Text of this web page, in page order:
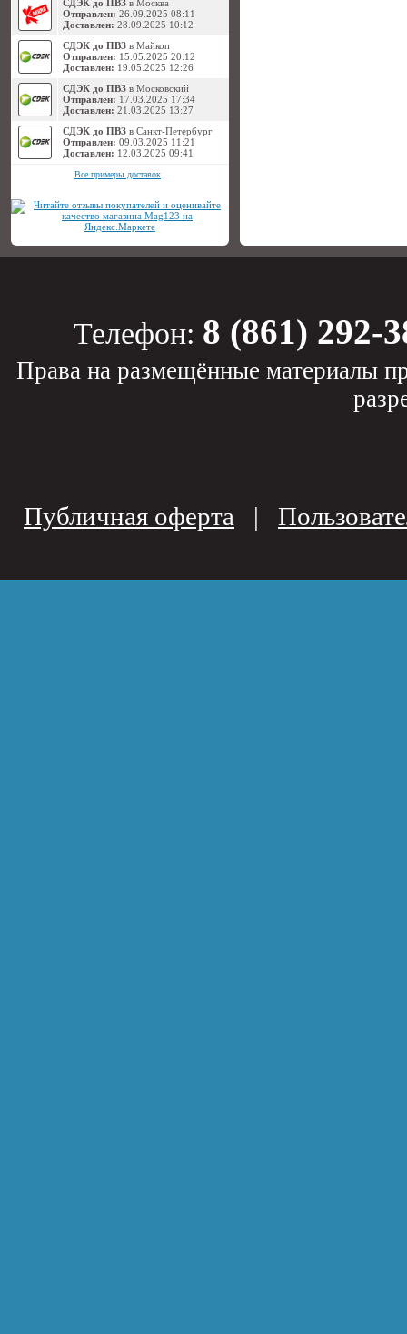
СДЭК до ПВЗ в Москва
Отправлен: 26.09.2025 08:11
Доставлен: 28.09.2025 10:12
СДЭК до ПВЗ в Майкоп
Отправлен: 15.05.2025 20:12
Доставлен: 19.05.2025 12:26
СДЭК до ПВЗ в Московский
Отправлен: 17.03.2025 17:34
Доставлен: 21.03.2025 13:27
СДЭК до ПВЗ в Санкт-Петербург
Отправлен: 09.03.2025 11:21
Доставлен: 12.03.2025 09:41
Все примеры доставок
Телефон: 8 (861) 292-
Права на размещённые материалы
Публичная оферта |